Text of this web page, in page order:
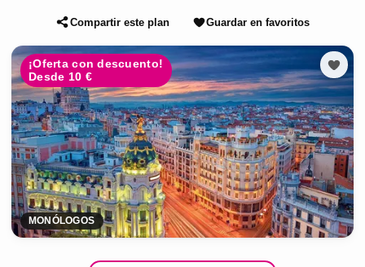
Compartir este plan Guardar en favoritos
¡Oferta con descuento!
Desde 10 €
MONÓLOGOS